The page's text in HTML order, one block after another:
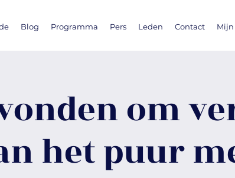
Blog Programma Pers Leden Contact Mijn
om
het puur